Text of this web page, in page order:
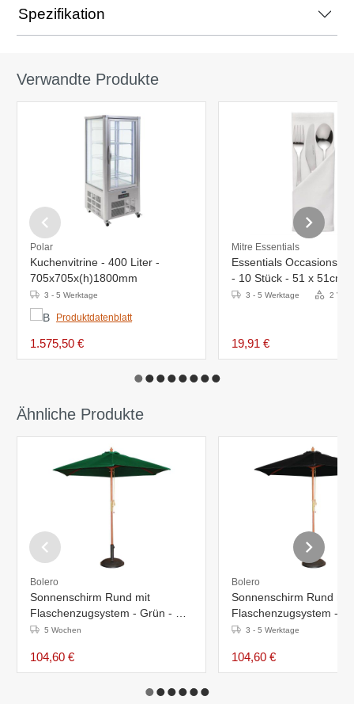
Spezifikation
Verwandte Produkte
Polar
Kuchenvitrine - 400 Liter -
705x705x(h)1800mm
3 - 5 Werktage
Produktdatenblatt
1.575,50 €
Mitre Essentials
Essentials Occasions
- 10 Stück - 51 x 51cm -
Polyester - Erhältlich in
3 - 5 Werktage 2
19,91 €
Ähnliche Produkte
Bolero
Sonnenschirm Rund mit
Flaschenzugsystem - Grün - Ø
2,5 Meter
5 Wochen
104,60 €
Bolero
Sonnenschirm Rund mit
Flaschenzugsystem -
Ø 2,5 Meter
3 - 5 Werktage
104,60 €